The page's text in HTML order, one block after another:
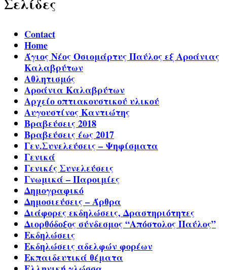
Contact
Home
Άγιος Νέος Οσιομάρτυς Παύλος εξ Αροάνιας
Καλαβρύτων
Αθλητισμός
Αροάνια Καλαβρύτων
Αρχείο οπτιακουστικού υλικού
Αυγουστίνος Καντιώτης
Βραβεύσεις 2018
Βραβεύσεις έως 2017
Γεν.Συνελεύσεις – Ψηφίσματα
Γενικά
Γενικές Συνελεύσεις
Γνωμικά – Παροιμίες
Δημογραφικό
Δημοσιεύσεις – Άρθρα
Διάφορες εκδηλώσεις, Δραστηριότητες
Διορθόδοξος σύνδεσμος “Απόστολος Παύλος”
Εκδηλώσεις
Εκδηλώσεις αδελφών φορέων
Εκπαιδευτικά θέματα